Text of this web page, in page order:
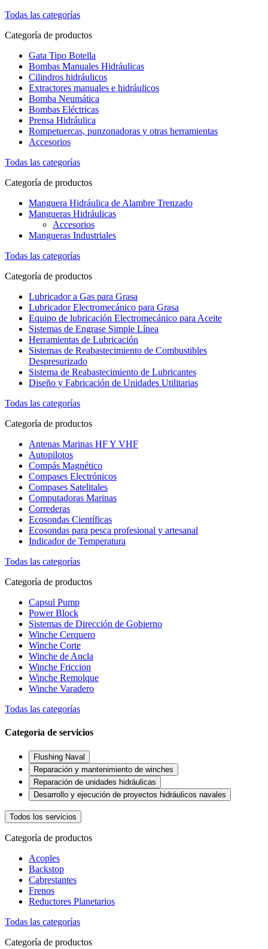
Todas las categorías
Categoría de productos
Gata Tipo Botella
Bombas Manuales Hidráulicas
Cilindros hidráulicos
Extractores manuales e hidráulicos
Bomba Neumática
Bombas Eléctricas
Prensa Hidráulica
Rompetuercas, punzonadoras y otras herramientas
Accesorios
Todas las categorías
Categoría de productos
Manguera Hidráulica de Alambre Trenzado
Mangueras Hidráulicas
Accesorios
Mangueras Industriales
Todas las categorías
Categoría de productos
Lubricador a Gas para Grasa
Lubricador Electromecánico para Grasa
Equipo de lubricación Electromecánico para Aceite
Sistemas de Engrase Simple Línea
Herramientas de Lubricación
Sistemas de Reabastecimiento de Combustibles
Despresurizado
Sistema de Reabastecimiento de Lubricantes
Diseño y Fabricación de Unidades Utilitarias
Todas las categorías
Categoría de productos
Antenas Marinas HF Y VHF
Autopilotos
Compás Magnético
Compases Electrónicos
Compases Satelitales
Computadoras Marinas
Correderas
Ecosondas Científicas
Ecosondas para pesca profesional y artesanal
Indicador de Temperatura
Todas las categorías
Categoría de productos
Capsul Pump
Power Block
Sistemas de Dirección de Gobierno
Winche Cerquero
Winche Corte
Winche de Ancla
Winche Friccion
Winche Remolque
Winche Varadero
Todas las categorías
Categoría de servicios
Flushing Naval
Reparación y mantenimiento de winches
Reparación de unidades hidráulicas
Desarrollo y ejecución de proyectos hidráulicos navales
Todos los servicios
Categoría de productos
Acoples
Backstop
Cabrestantes
Frenos
Reductores Planetarios
Todas las categorías
Categoría de productos